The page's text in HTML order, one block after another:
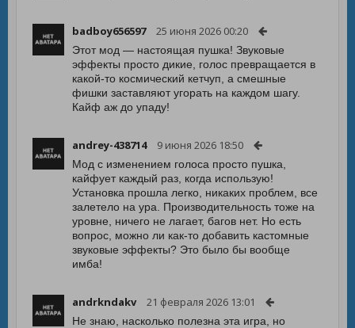
badboy656597 25 июня 2026 00:20
Этот мод — настоящая пушка! Звуковые
эффекты просто дикие, голос превращается в
какой-то космический кетчуп, а смешные
фишки заставляют угорать на каждом шагу.
Кайф аж до упаду!
andrey-438714 9 июня 2026 18:50
Мод с изменением голоса просто пушка,
кайфует каждый раз, когда использую!
Установка прошла легко, никаких проблем, все
залетело на ура. Производительность тоже на
уровне, ничего не лагает, багов нет. Но есть
вопрос, можно ли как-то добавить кастомные
звуковые эффекты? Это было бы вообще
имба!
andrkndakv 21 февраля 2026 13:01
Не знаю, насколько полезна эта игра, но